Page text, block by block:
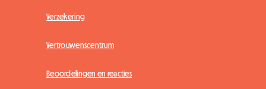
Verzekering
Vertrouwenscentrum
Beoordelingen en reacties